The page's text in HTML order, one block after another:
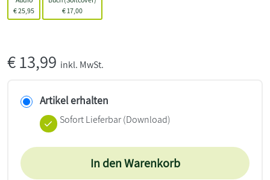
€25,95
€17,00
€13,99 inkl. MwSt.
Artikel erhalten
Sofort Lieferbar (Download)
In den Warenkorb